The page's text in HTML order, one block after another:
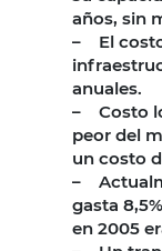
años, sin
– El
anuales.
– Costo
peor del
un costo
–
gasta
en 2005